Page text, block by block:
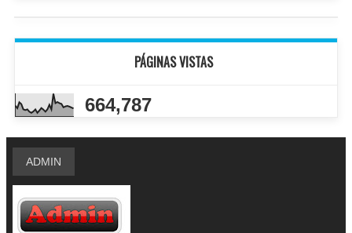
PÁGINAS VISTAS
664,787
ADMIN